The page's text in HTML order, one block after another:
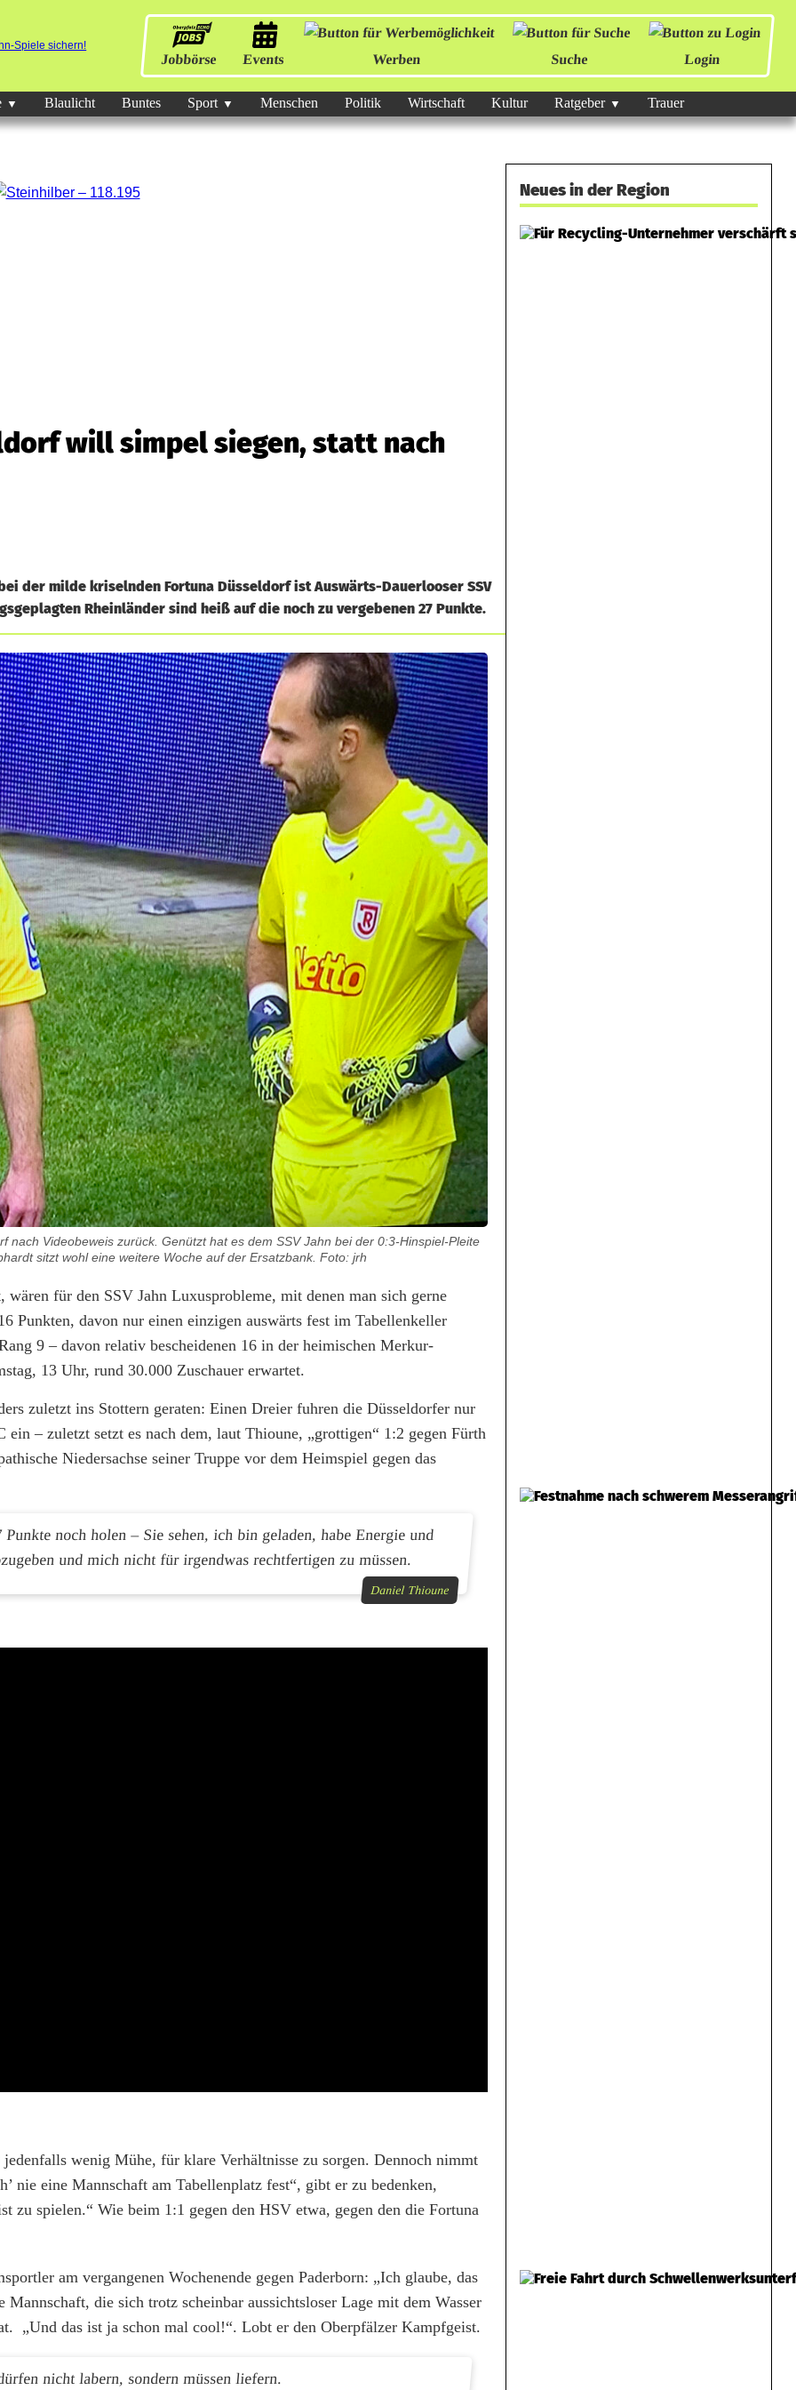
Jobbörse Events Werben Suche Login
Blaulicht Buntes Sport Menschen Politik Wirtschaft Kultur Ratgeber Trauer
will simpel siegen, statt nach
der milde kriselnden Fortuna Düsseldorf ist Auswärts-Dauerlooser SSV
Rheinländer sind heiß auf die noch zu vergebenen 27 Punkte.
Videobeweis zurück. Genützt hat es dem SSV Jahn bei der 0:3-Hinspiel-Pleite
sitzt wohl eine weitere Woche auf der Ersatzbank. Foto: jrh
für den SSV Jahn Luxusprobleme, mit denen man sich gerne
Punkten, davon nur einen einzigen auswärts fest im Tabellenkeller
9 – davon relativ bescheidenen 16 in der heimischen Merkur-
13 Uhr, rund 30.000 Zuschauer erwartet.
zuletzt ins Stottern geraten: Einen Dreier fuhren die Düsseldorfer nur
– zuletzt setzt es nach dem, laut Thioune, „grottigen“ 1:2 gegen Fürth
Niedersachse seiner Truppe vor dem Heimspiel gegen das
noch holen – Sie sehen, ich bin geladen, habe Energie und
und mich nicht für irgendwas rechtfertigen zu müssen.
Daniel Thioune
wenig Mühe, für klare Verhältnisse zu sorgen. Dennoch nimmt
nie eine Mannschaft am Tabellenplatz fest“, gibt er zu bedenken,
zu spielen.“ Wie beim 1:1 gegen den HSV etwa, gegen den die Fortuna
am vergangenen Wochenende gegen Paderborn: „Ich glaube, das
die sich trotz scheinbar aussichtsloser Lage mit dem Wasser
„Und das ist ja schon mal cool!“. Lobt er den Oberpfälzer Kampfgeist.
nicht labern, sondern müssen liefern.
Neues in der Region